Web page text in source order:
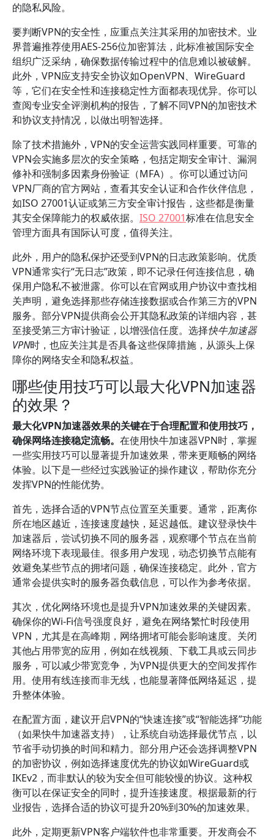
的隐私风险。
要判断VPN的安全性，应重点关注其采用的加密技术。业
界普遍推荐使用AES-256位加密算法，此标准被国际安全
组织广泛采纳，确保数据传输过程中的信息难以被破解。
此外，VPN应支持安全协议如OpenVPN、WireGuard
等，它们在安全性和连接稳定性方面都表现优异。你可以
查阅专业安全评测机构的报告，了解不同VPN的加密技术
和协议支持情况，以做出明智选择。
除了技术措施外，VPN的安全运营实践同样重要。可靠的
VPN会实施多层次的安全策略，包括定期安全审计、漏洞
修补和强制多因素身份验证（MFA）。你可以通过访问
VPN厂商的官方网站，查看其安全认证和合作伙伴信息，
如ISO 27001认证或第三方安全审计报告，这些都是衡量
其安全保障能力的权威依据。 ISO 27001标准在信息安全
管理方面具有国际认可度，值得关注。
此外，用户的隐私保护还受到VPN的日志政策影响。优质
VPN通常实行“无日志”政策，即不记录任何连接信息，确
保用户隐私不被泄露。你可以在官网或用户协议中查找相
关声明，避免选择那些存储连接数据或合作第三方的VPN
服务。部分VPN提供商会公开其隐私政策的详细内容，甚
至接受第三方审计验证，以增强信任度。选择快牛加速器
VPN时，也应关注其是否具备这些保障措施，从源头上保
障你的网络安全和隐私权益。
哪些使用技巧可以最大化VPN加速器
的效果？
最大化VPN加速器效果的关键在于合理配置和使用技巧，
确保网络连接稳定流畅。 在使用快牛加速器VPN时，掌握
一些实用技巧可以显著提升加速效果，带来更顺畅的网络
体验。以下是一些经过实践验证的操作建议，帮助你充分
发挥VPN的性能优势。
首先，选择合适的VPN节点位置至关重要。通常，距离你
所在地区越近，连接速度越快，延迟越低。建议登录快牛
加速器后，尝试切换不同的服务器，观察哪个节点在当前
网络环境下表现最佳。很多用户发现，动态切换节点能有
效避免某些节点的拥堵问题，确保连接稳定。此外，官方
通常会提供实时的服务器负载信息，可以作为参考依据。
其次，优化网络环境也是提升VPN加速效果的关键因素。
确保你的Wi-Fi信号强度良好，避免在网络繁忙时段使用
VPN，尤其是在高峰期，网络拥堵可能会影响速度。关闭
其他占用带宽的应用，例如在线视频、下载工具或云同步
服务，可以减少带宽竞争，为VPN提供更大的空间发挥作
用。使用有线连接而非无线，也能显著降低网络延迟，提
升整体体验。
在配置方面，建议开启VPN的“快速连接”或“智能选择”功能
（如果快牛加速器支持），让系统自动选择最优节点，以
节省手动切换的时间和精力。部分用户还会选择调整VPN
的加密协议，例如选择速度优先的协议如WireGuard或
IKEv2，而非默认的较为安全但可能较慢的协议。这种权
衡可以在保证安全的同时，提升连接速度。根据最新的行
业报告，选择合适的协议可提升20%到30%的加速效果。
此外，定期更新VPN客户端软件也非常重要。开发商会不